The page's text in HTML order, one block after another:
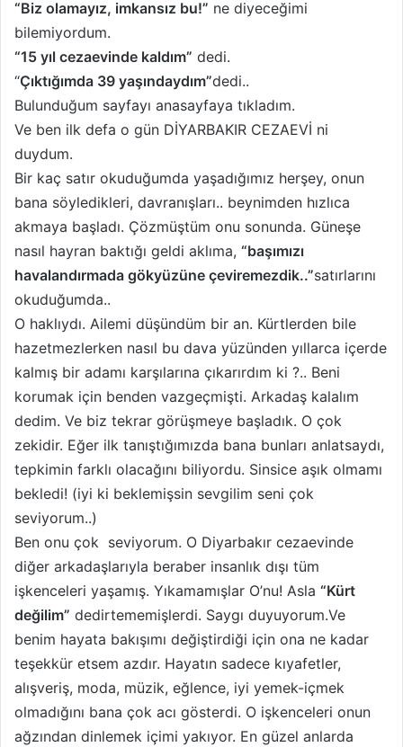
“Biz olamayız, imkansız bu!” ne diyeceğimi
bilemiyordum.
“15 yıl cezaevinde kaldım” dedi.
“Çıktığımda 39 yaşındaydım”dedi..
Bulunduğum sayfayı anasayfaya tıkladım.
Ve ben ilk defa o gün DİYARBAKIR CEZAEVİ ni
duydum.
Bir kaç satır okuduğumda yaşadığımız herşey, onun
bana söyledikleri, davranışları.. beynimden hızlıca
akmaya başladı. Çözmüştüm onu sonunda. Güneşe
nasıl hayran baktığı geldi aklıma, “başımızı
havalandırmada gökyüzüne çeviremezdik..”satırlarını
okuduğumda..
O haklıydı. Ailemi düşündüm bir an. Kürtlerden bile
hazetmezlerken nasıl bu dava yüzünden yıllarca içerde
kalmış bir adamı karşılarına çıkarırdım ki ?.. Beni
korumak için benden vazgeçmişti. Arkadaş kalalım
dedim. Ve biz tekrar görüşmeye başladık. O çok
zekidir. Eğer ilk tanıştığımızda bana bunları anlatsaydı,
tepkimin farklı olacağını biliyordu. Sinsice aşık olmamı
bekledi! (iyi ki beklemişsin sevgilim seni çok
seviyorum..)
Ben onu çok seviyorum. O Diyarbakır cezaevinde
diğer arkadaşlarıyla beraber insanlık dışı tüm
işkenceleri yaşamış. Yıkamamışlar O’nu! Asla “Kürt
değilim” dedirtememişlerdi. Saygı duyuyorum.Ve
benim hayata bakışımı değiştirdiği için ona ne kadar
teşekkür etsem azdır. Hayatın sadece kıyafetler,
alışveriş, moda, müzik, eğlence, iyi yemek-içmek
olmadığını bana çok acı gösterdi. O işkenceleri onun
ağzından dinlemek içimi yakıyor. En güzel anlarda